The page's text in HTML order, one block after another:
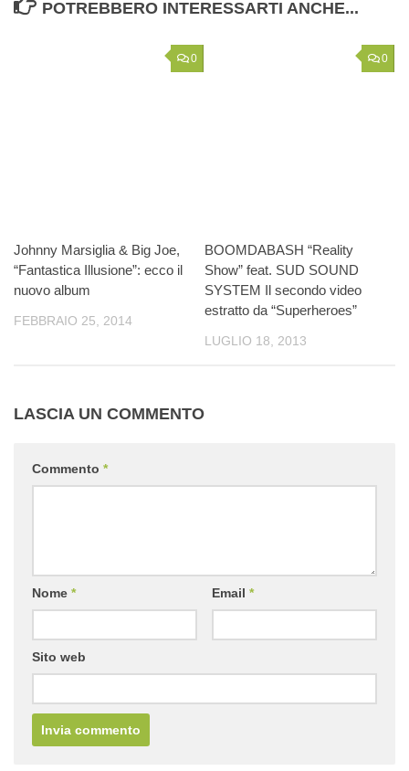
POTREBBERO INTERESSARTI ANCHE...
0
Johnny Marsiglia & Big Joe,
“Fantastica Illusione”: ecco il
nuovo album
FEBBRAIO 25, 2014
0
BOOMDABASH “Reality
Show” feat. SUD SOUND
SYSTEM Il secondo video
estratto da “Superheroes”
LUGLIO 18, 2013
LASCIA UN COMMENTO
Commento *
Nome * Email *
Sito web